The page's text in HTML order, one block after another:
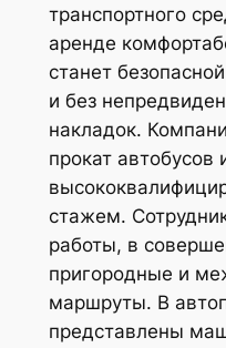
транспортного
аренде
станет
и без
накладок.
прокат автобусов
стажем.
работы, в
пригородные и
маршруты. В
представлены